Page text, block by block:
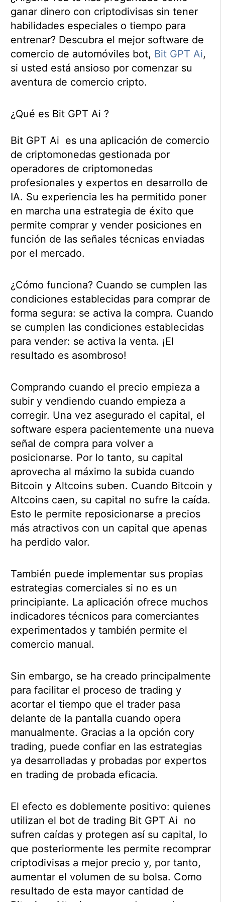
ganar dinero con criptodivisas sin tener
habilidades especiales o tiempo para
entrenar? Descubra el mejor software de
comercio de automóviles bot, Bit GPT Ai,
si usted está ansioso por comenzar su
aventura de comercio cripto.
¿Qué es Bit GPT Ai ?
Bit GPT Ai es una aplicación de comercio
de criptomonedas gestionada por
operadores de criptomonedas
profesionales y expertos en desarrollo de
IA. Su experiencia les ha permitido poner
en marcha una estrategia de éxito que
permite comprar y vender posiciones en
función de las señales técnicas enviadas
por el mercado.
¿Cómo funciona? Cuando se cumplen las
condiciones establecidas para comprar de
forma segura: se activa la compra. Cuando
se cumplen las condiciones establecidas
para vender: se activa la venta. ¡El
resultado es asombroso!
Comprando cuando el precio empieza a
subir y vendiendo cuando empieza a
corregir. Una vez asegurado el capital, el
software espera pacientemente una nueva
señal de compra para volver a
posicionarse. Por lo tanto, su capital
aprovecha al máximo la subida cuando
Bitcoin y Altcoins suben. Cuando Bitcoin y
Altcoins caen, su capital no sufre la caída.
Esto le permite reposicionarse a precios
más atractivos con un capital que apenas
ha perdido valor.
También puede implementar sus propias
estrategias comerciales si no es un
principiante. La aplicación ofrece muchos
indicadores técnicos para comerciantes
experimentados y también permite el
comercio manual.
Sin embargo, se ha creado principalmente
para facilitar el proceso de trading y
acortar el tiempo que el trader pasa
delante de la pantalla cuando opera
manualmente. Gracias a la opción cory
trading, puede confiar en las estrategias
ya desarrolladas y probadas por expertos
en trading de probada eficacia.
El efecto es doblemente positivo: quienes
utilizan el bot de trading Bit GPT Ai no
sufren caídas y protegen así su capital, lo
que posteriormente les permite recomprar
criptodivisas a mejor precio y, por tanto,
aumentar el volumen de su bolsa. Como
resultado de esta mayor cantidad de